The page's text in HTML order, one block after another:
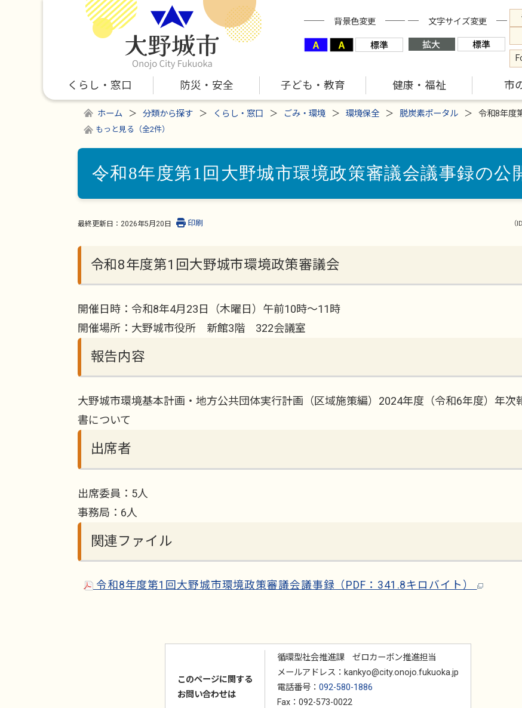
背景色変更 文字サイズ変更
くらし・窓口 防災・安全 子ども・教育 健康・福祉 市
ホーム 分類から探す くらし・窓口 ごみ・環境 環境保全 脱炭素ポータル 令和8年度
もっと見る（全2件）
令和8年度第1回大野城市環境政策審議会議事録の公
最終更新日： 2026年5月20日 （
印刷
令和8年度第1回大野城市環境政策審議会
開催日時：令和8年4月23日（木曜日）午前10時～11時
開催場所：大野城市役所 新館3階 322会議室
報告内容
大野城市環境基本計画・地方公共団体実行計画（区域施策編）2024年度（令和6年度）年次
書について
出席者
出席委員：5人
事務局：6人
関連ファイル
令和8年度第1回大野城市環境政策審議会議事録（PDF：341.8キロバイト）
このページに関する
お問い合わせは
循環型社会推進課 ゼロカーボン推進担当
メールアドレス：kankyo@city.onojo.fukuoka.jp
電話番号： 092-580-1886
Fax：092-573-0022